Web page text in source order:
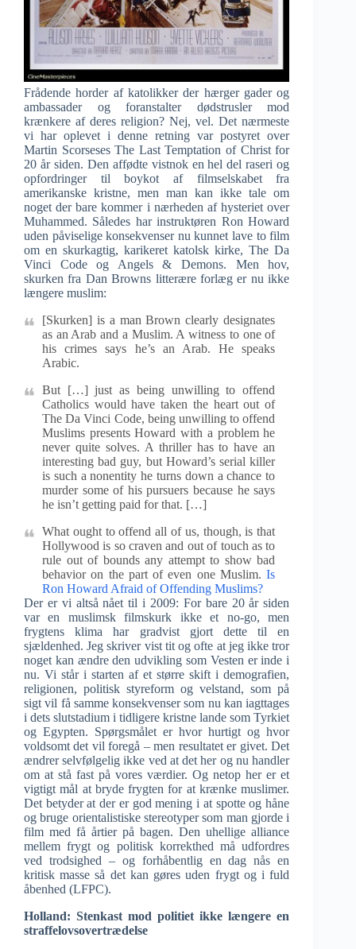
Frådende horder af katolikker der hærger gader og
ambassader og foranstalter dødstrusler mod
krænkere af deres religion? Nej, vel. Det nærmeste
vi har oplevet i denne retning var postyret over
Martin Scorseses The Last Temptation of Christ for
20 år siden. Den affødte vistnok en hel del raseri og
opfordringer til boykot af filmselskabet fra
amerikanske kristne, men man kan ikke tale om
noget der bare kommer i nærheden af hysteriet over
Muhammed. Således har instruktøren Ron Howard
uden påviselige konsekvenser nu kunnet lave to film
om en skurkagtig, karikeret katolsk kirke, The Da
Vinci Code og Angels & Demons. Men hov,
skurken fra Dan Browns litterære forlæg er nu ikke
længere muslim:
[Skurken] is a man Brown clearly designates
as an Arab and a Muslim. A witness to one of
his crimes says he’s an Arab. He speaks
Arabic.
But […] just as being unwilling to offend
Catholics would have taken the heart out of
The Da Vinci Code, being unwilling to offend
Muslims presents Howard with a problem he
never quite solves. A thriller has to have an
interesting bad guy, but Howard’s serial killer
is such a nonentity he turns down a chance to
murder some of his pursuers because he says
he isn’t getting paid for that. […]
What ought to offend all of us, though, is that
Hollywood is so craven and out of touch as to
rule out of bounds any attempt to show bad
behavior on the part of even one Muslim.Is
Ron Howard Afraid of Offending Muslims?
Der er vi altså nået til i 2009: For bare 20 år siden
var en muslimsk filmskurk ikke et no-go, men
frygtens klima har gradvist gjort dette til en
sjældenhed. Jeg skriver vist tit og ofte at jeg ikke tror
noget kan ændre den udvikling som Vesten er inde i
nu. Vi står i starten af et større skift i demografien,
religionen, politisk styreform og velstand, som på
sigt vil få samme konsekvenser som nu kan iagttages
i dets slutstadium i tidligere kristne lande som Tyrkiet
og Egypten. Spørgsmålet er hvor hurtigt og hvor
voldsomt det vil foregå – men resultatet er givet. Det
ændrer selvfølgelig ikke ved at det her og nu handler
om at stå fast på vores værdier. Og netop her er et
vigtigt mål at bryde frygten for at krænke muslimer.
Det betyder at der er god mening i at spotte og håne
og bruge orientalistiske stereotyper som man gjorde i
film med få årtier på bagen. Den uhellige alliance
mellem frygt og politisk korrekthed må udfordres
ved trodsighed – og forhåbentlig en dag nås en
kritisk masse så det kan gøres uden frygt og i fuld
åbenhed (LFPC).
Holland: Stenkast mod politiet ikke længere en
straffelovsovertrædelse